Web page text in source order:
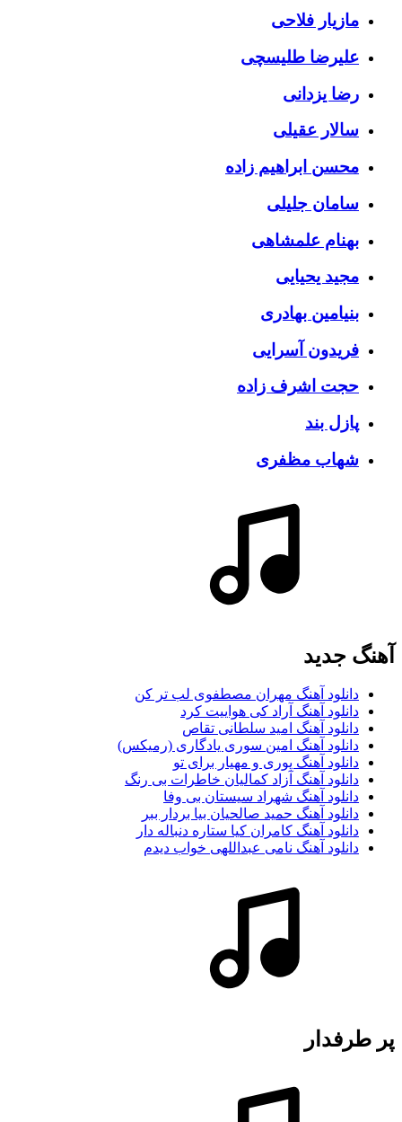
مازیار فلاحی
علیرضا طلیسچی
رضا یزدانی
سالار عقیلی
محسن ابراهیم زاده
سامان جلیلی
بهنام علمشاهی
مجید یحیایی
بنیامین بهادری
فریدون آسرایی
حجت اشرف زاده
پازل بند
شهاب مظفری
آهنگ جديد
دانلود آهنگ مهران مصطفوی لب تر کن
دانلود آهنگ آراد کی هواییت کرد
دانلود آهنگ امید سلطانی تقاص
دانلود آهنگ امین سوری یادگاری (رمیکس)
دانلود آهنگ پوری و مهیار برای تو
دانلود آهنگ آزاد کمالیان خاطرات بی رنگ
دانلود آهنگ شهراد سیستان بی وفا
دانلود آهنگ حمید صالحیان بیا بردار ببر
دانلود آهنگ کامران کیا ستاره دنباله دار
دانلود آهنگ نامی عبداللهی خواب دیدم
پر طرفدار